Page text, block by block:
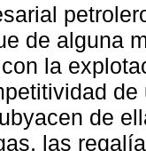
de alguna
la
de
las